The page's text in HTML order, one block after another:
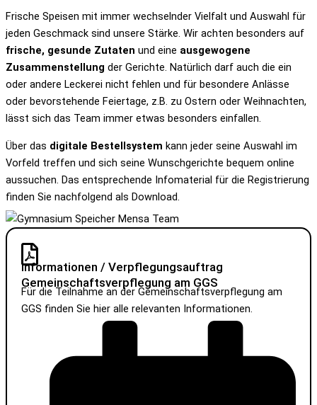
Frische Speisen mit immer wechselnder Vielfalt und Auswahl für
jeden Geschmack sind unsere Stärke. Wir achten besonders auf
frische, gesunde Zutaten und eine ausgewogene
Zusammenstellung der Gerichte. Natürlich darf auch die ein
oder andere Leckerei nicht fehlen und für besondere Anlässe
oder bevorstehende Feiertage, z.B. zu Ostern oder Weihnachten,
lässt sich das Team immer etwas besonders einfallen.
Über das digitale Bestellsystem kann jeder seine Auswahl im
Vorfeld treffen und sich seine Wunschgerichte bequem online
aussuchen. Das entsprechende Infomaterial für die Registrierung
finden Sie nachfolgend als Download.
Informationen / Verpflegungsauftrag
Gemeinschaftsverpflegung am GGS
Für die Teilnahme an der Gemeinschaftsverpflegung am
GGS finden Sie hier alle relevanten Informationen.